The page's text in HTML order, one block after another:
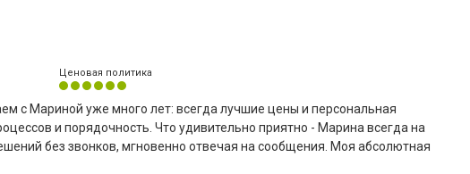
Ценовая политика
с Мариной уже много лет: всегда лучшие цены и персональная
и порядочность. Что удивительно приятно - Марина всегда на
без звонков, мгновенно отвечая на сообщения. Моя абсолютная